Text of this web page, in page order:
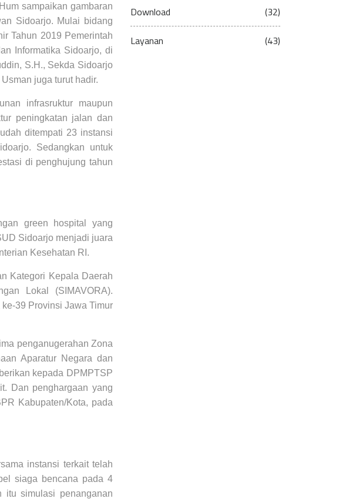
sampaikan gambaran
Sidoarjo. Mulai bidang
Tahun 2019 Pemerintah
Informatika Sidoarjo, di
S.H., Sekda Sidoarjo
juga turut hadir.
infrasruktur maupun
peningkatan jalan dan
ditempati 23 instansi
Sedangkan untuk
di penghujung tahun
green hospital yang
Sidoarjo menjadi juara
Kesehatan RI.
Kategori Kepala Daerah
Lokal (SIMAVORA).
39 Provinsi Jawa Timur
penganugerahan Zona
Aparatur Negara dan
kepada DPMPTSP
Dan penghargaan yang
Kabupaten/Kota, pada
instansi terkait telah
siaga bencana pada 4
itu simulasi penanganan
Download (32)
Layanan (43)